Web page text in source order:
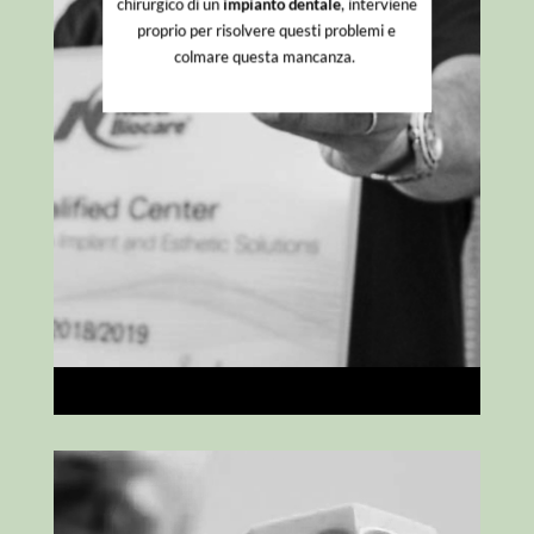
chirurgico di un impianto dentale, interviene
proprio per risolvere questi problemi e
colmare questa mancanza.